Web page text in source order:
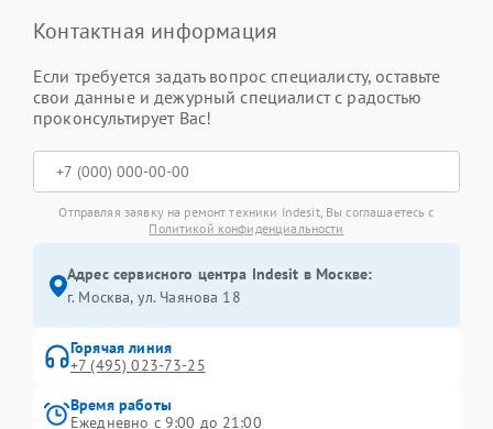
Контактная информация
Если требуется задать вопрос специалисту, оставьте
свои данные и дежурный специалист с радостью
проконсультирует Вас!
Отправляя заявку на ремонт техники Indesit, Вы соглашаетесь с
Политикой конфиденциальности
Адрес сервисного центра Indesit в Москве:
г. Москва, ул. Чаянова 18
Горячая линия
+7 (495) 023-73-25
Время работы
Ежедневно с 9:00 до 21:00